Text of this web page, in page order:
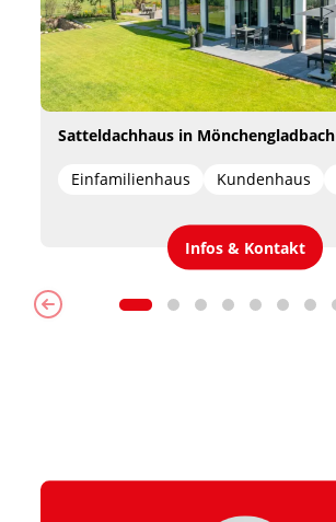
Satteldachhaus in Mönchengladbach
Einfamilienhaus Kundenhaus
Infos & Kontakt